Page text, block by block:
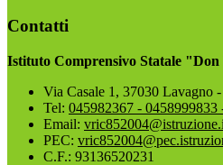
Contatti
Istituto Comprensivo Statale
Via Casale 1, 37030 Lavagno
Tel: 045982367 -
Email:
PEC:
C.F.: 93136520231